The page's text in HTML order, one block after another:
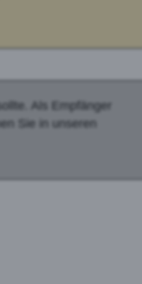
Als Empfänger
Sie in unseren